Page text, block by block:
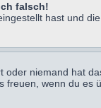
falsch!
hast und
niemand hat
wenn du